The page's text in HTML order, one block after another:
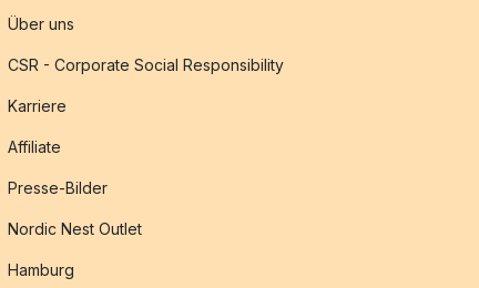
Über uns
CSR - Corporate Social Responsibility
Karriere
Affiliate
Presse-Bilder
Nordic Nest Outlet
Hamburg